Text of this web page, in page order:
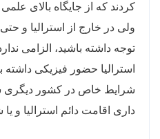
کردند که از جایگاه بالای
ولی در خارج از استرالیا و
توجه داشته باشید، الزامی
استرالیا حضور فیزیکی
شرایط خاص در کشور دیگری
داری اقامت دائم استرالیا و یا